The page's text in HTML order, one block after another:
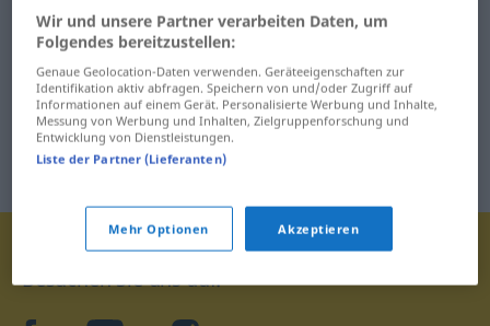
Besuchen Sie uns auf:
Wir und unsere Partner verarbeiten Daten, um
Folgendes bereitzustellen:
Genaue Geolocation-Daten verwenden. Geräteeigenschaften zur
Identifikation aktiv abfragen. Speichern von und/oder Zugriff auf
Informationen auf einem Gerät. Personalisierte Werbung und Inhalte,
Messung von Werbung und Inhalten, Zielgruppenforschung und
Entwicklung von Dienstleistungen.
Liste der Partner (Lieferanten)
Mehr Optionen Akzeptieren